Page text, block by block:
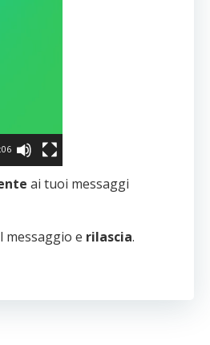
ai tuoi messaggi
messaggio e rilascia.